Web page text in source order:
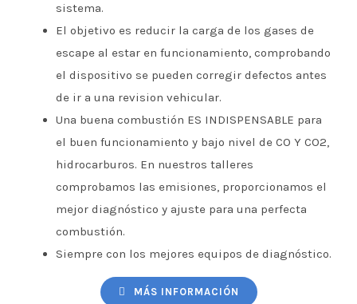
sistema.
El objetivo es reducir la carga de los gases de
escape al estar en funcionamiento, comprobando
el dispositivo se pueden corregir defectos antes
de ir a una revision vehicular.
Una buena combustión ES INDISPENSABLE para
el buen funcionamiento y bajo nivel de CO Y CO2,
hidrocarburos. En nuestros talleres
comprobamos las emisiones, proporcionamos el
mejor diagnóstico y ajuste para una perfecta
combustión.
Siempre con los mejores equipos de diagnóstico.
MÁS INFORMACIÓN